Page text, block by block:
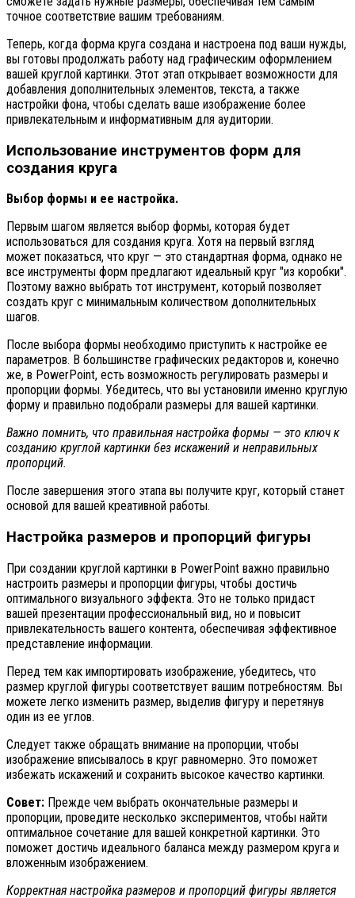
точное соответствие вашим требованиям.
Теперь, когда форма круга создана и настроена под ваши нужды,
вы готовы продолжать работу над графическим оформлением
вашей круглой картинки. Этот этап открывает возможности для
добавления дополнительных элементов, текста, а также
настройки фона, чтобы сделать ваше изображение более
привлекательным и информативным для аудитории.
Использование инструментов форм для
создания круга
Выбор формы и ее настройка.
Первым шагом является выбор формы, которая будет
использоваться для создания круга. Хотя на первый взгляд
может показаться, что круг — это стандартная форма, однако не
все инструменты форм предлагают идеальный круг "из коробки".
Поэтому важно выбрать тот инструмент, который позволяет
создать круг с минимальным количеством дополнительных
шагов.
После выбора формы необходимо приступить к настройке ее
параметров. В большинстве графических редакторов и, конечно
же, в PowerPoint, есть возможность регулировать размеры и
пропорции формы. Убедитесь, что вы установили именно круглую
форму и правильно подобрали размеры для вашей картинки.
Важно помнить, что правильная настройка формы — это ключ к
созданию круглой картинки без искажений и неправильных
пропорций.
После завершения этого этапа вы получите круг, который станет
основой для вашей креативной работы.
Настройка размеров и пропорций фигуры
При создании круглой картинки в PowerPoint важно правильно
настроить размеры и пропорции фигуры, чтобы достичь
оптимального визуального эффекта. Это не только придаст
вашей презентации профессиональный вид, но и повысит
привлекательность вашего контента, обеспечивая эффективное
представление информации.
Перед тем как импортировать изображение, убедитесь, что
размер круглой фигуры соответствует вашим потребностям. Вы
можете легко изменить размер, выделив фигуру и перетянув
один из ее углов.
Следует также обращать внимание на пропорции, чтобы
изображение вписывалось в круг равномерно. Это поможет
избежать искажений и сохранить высокое качество картинки.
Совет: Прежде чем выбрать окончательные размеры и
пропорции, проведите несколько экспериментов, чтобы найти
оптимальное сочетание для вашей конкретной картинки. Это
поможет достичь идеального баланса между размером круга и
вложенным изображением.
Корректная настройка размеров и пропорций фигуры является